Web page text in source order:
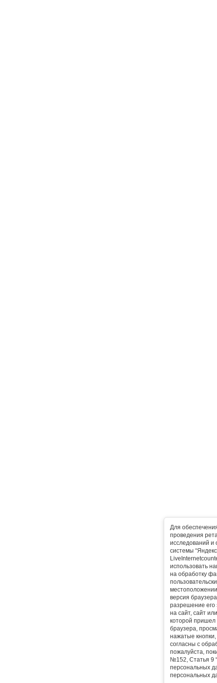
Для
проведения
исследований и
системы
использовать
на обработку
версия
разрешение его
на сайт, сайт
которой пришел
браузера,
нажатые
согласны с
пожалуйста,
№152, Статья 9
персональных
персональных